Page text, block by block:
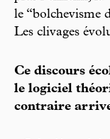
le “bolchevisme
Les clivages
Ce discours
le logiciel
contraire